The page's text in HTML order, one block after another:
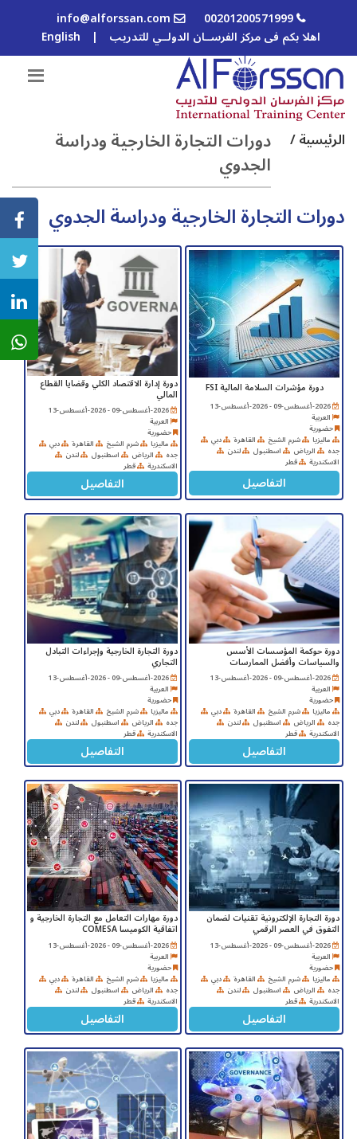
00201200571999
info@alforssan.com
اهلا بكم فى مركز الفرســان الدولــي للتدريب |
English
الرئيسية / دورات التجارة الخارجية ودراسة
الجدوي
دورات التجارة الخارجية ودراسة الجدوي
دورة مؤشرات السلامة المالية FSI
2026-أغسطس-09 - 2026-أغسطس-13
العربية
حضورية
ماليزيا شرم الشيخ القاهرة دبي
جده الرياض اسطنبول لندن
الاسكندرية قطر
التفاصيل
دورة إدارة الاقتصاد الكلي وقضايا القطاع
المالي
2026-أغسطس-09 - 2026-أغسطس-13
العربية
حضورية
ماليزيا شرم الشيخ القاهرة دبي
جده الرياض اسطنبول لندن
الاسكندرية قطر
التفاصيل
دورة حوكمة المؤسسات الأسس
والسياسات وأفضل الممارسات
2026-أغسطس-09 - 2026-أغسطس-13
العربية
حضورية
ماليزيا شرم الشيخ القاهرة دبي
جده الرياض اسطنبول لندن
الاسكندرية قطر
التفاصيل
دورة التجارة الخارجية وإجراءات التبادل
التجاري
2026-أغسطس-09 - 2026-أغسطس-13
العربية
حضورية
ماليزيا شرم الشيخ القاهرة دبي
جده الرياض اسطنبول لندن
الاسكندرية قطر
التفاصيل
دورة التجارة الإلكترونية تقنيات لضمان
التفوق في العصر الرقمي
2026-أغسطس-09 - 2026-أغسطس-13
العربية
حضورية
ماليزيا شرم الشيخ القاهرة دبي
جده الرياض اسطنبول لندن
الاسكندرية قطر
التفاصيل
دورة مهارات التعامل مع التجارة الخارجية و
اتفاقية الكوميسا COMESA
2026-أغسطس-09 - 2026-أغسطس-13
العربية
حضورية
ماليزيا شرم الشيخ القاهرة دبي
جده الرياض اسطنبول لندن
الاسكندرية قطر
التفاصيل